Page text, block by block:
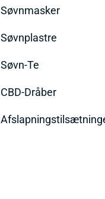
Søvnmasker
Søvnplastre
Søvn-Te
CBD-Dråber